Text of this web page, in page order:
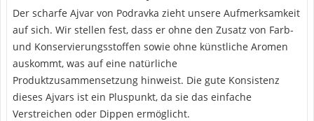
Der scharfe Ajvar von Podravka zieht unsere Aufmerksamkeit
auf sich. Wir stellen fest, dass er ohne den Zusatz von Farb-
und Konservierungsstoffen sowie ohne künstliche Aromen
auskommt, was auf eine natürliche
Produktzusammensetzung hinweist. Die gute Konsistenz
dieses Ajvars ist ein Pluspunkt, da sie das einfache
Verstreichen oder Dippen ermöglicht.